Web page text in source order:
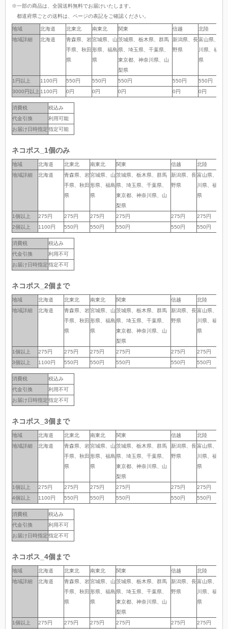
※一部の商品は、全国送料無料でお届けいたします。
都道府県ごとの送料は、ページの表記をご確認ください。
地域 北海道 北東北 南東北 関東 信越 北陸
地域詳細
北海道
青森県、岩
手県、秋田
県
宮城県、山
形県、福島
県
茨城県、栃木県、群馬
県、埼玉県、千葉県、
東京都、神奈川県、山
梨県
新潟県、長
野県
富山県、石
川県、福井
県
1円以上 1100円 550円 550円 550円 550円 550円
3000円以上 1100円 0円 0円 0円 0円 0円
地域
地域詳細
1円以上
3000円以上
消費税
税込み
代金引換
利用可能
お届け日時指定指定可能
ネコポス_1個のみ
地域 北海道 北東北 南東北 関東 信越 北陸
地域詳細
北海道
青森県、岩
手県、秋田
県
宮城県、山
形県、福島
県
茨城県、栃木県、群馬
県、埼玉県、千葉県、
東京都、神奈川県、山
梨県
新潟県、長
野県
富山県、石
川県、福井
県
1個以上 275円 275円 275円 275円 275円 275円
2個以上
1100円 550円 550円 550円 550円 550円
地域
地域詳細
1個以上
2個以上
消費税
税込み
代金引換
利用不可
お届け日時指定指定不可
ネコポス_2個まで
地域 北海道 北東北 南東北 関東 信越 北陸
地域詳細
北海道
青森県、岩
手県、秋田
県
宮城県、山
形県、福島
県
茨城県、栃木県、群馬
県、埼玉県、千葉県、
東京都、神奈川県、山
梨県
新潟県、長
野県
富山県、石
川県、福井
県
1個以上 275円 275円 275円 275円 275円 275円
3個以上
1100円 550円 550円 550円 550円 550円
地域
地域詳細
1個以上
3個以上
消費税
税込み
代金引換
利用不可
お届け日時指定指定不可
ネコポス_3個まで
地域 北海道 北東北 南東北 関東 信越 北陸
地域詳細
北海道
青森県、岩
手県、秋田
県
宮城県、山
形県、福島
県
茨城県、栃木県、群馬
県、埼玉県、千葉県、
東京都、神奈川県、山
梨県
新潟県、長
野県
富山県、石
川県、福井
県
1個以上 275円 275円 275円 275円 275円 275円
4個以上
1100円 550円 550円 550円 550円 550円
地域
地域詳細
1個以上
4個以上
消費税
税込み
代金引換
利用不可
お届け日時指定指定不可
ネコポス_4個まで
地域 北海道 北東北 南東北 関東 信越 北陸
地域詳細
北海道
青森県、岩
手県、秋田
県
宮城県、山
形県、福島
県
茨城県、栃木県、群馬
県、埼玉県、千葉県、
東京都、神奈川県、山
梨県
新潟県、長
野県
富山県、石
川県、福井
県
1個以上 275円 275円 275円 275円 275円 275円
地域
地域詳細
1個以上